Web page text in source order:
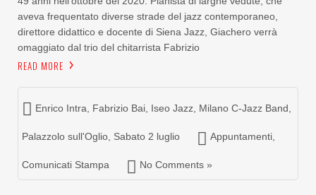
aveva frequentato diverse strade del jazz contemporaneo,
direttore didattico e docente di Siena Jazz, Giachero verrà
omaggiato dal trio del chitarrista Fabrizio
READ MORE
Enrico Intra Fabrizio Bai Iseo Jazz Milano C-Jazz Band
Palazzolo sull'Oglio Sabato 2 luglio Appuntamenti
Comunicati Stampa No Comments »